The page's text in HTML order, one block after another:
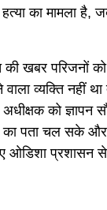
का मामला है,
खबर परिजनों को
व्यक्ति नहीं था
को ज्ञापन
का पता चल सके
ओडिशा प्रशासन